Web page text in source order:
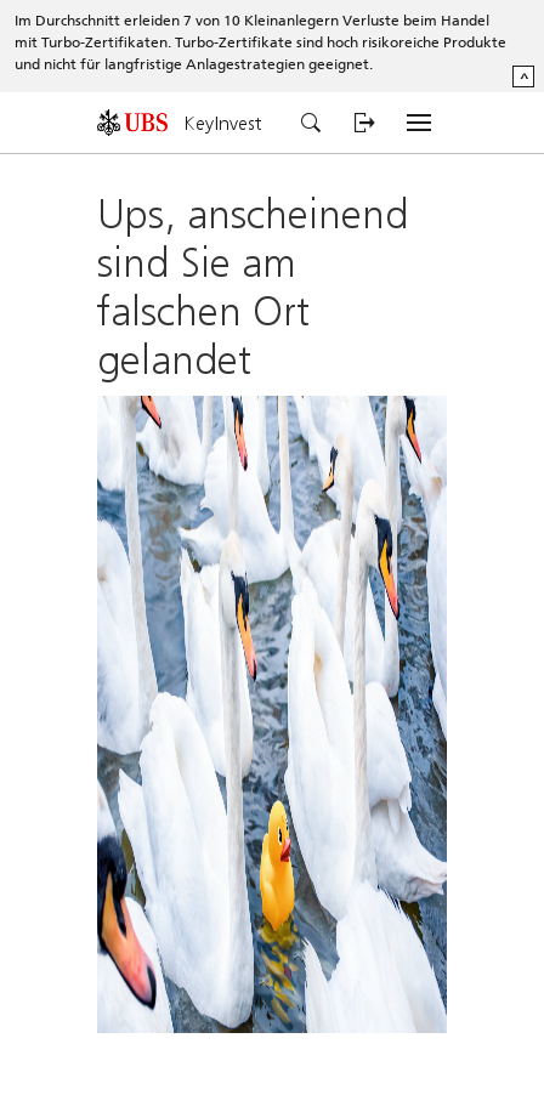
Im Durchschnitt erleiden 7 von 10 Kleinanlegern Verluste beim Handel
mit Turbo-Zertifikaten. Turbo-Zertifikate sind hoch risikoreiche Produkte
und nicht für langfristige Anlagestrategien geeignet.
^
KeyInvest
Ups, anscheinend
sind Sie am
falschen Ort
gelandet